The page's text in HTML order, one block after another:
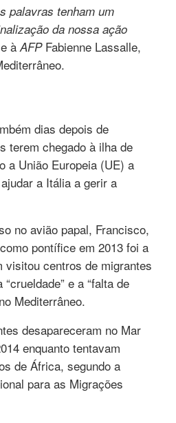
palavras tenham um
da nossa ação
à AFPFabienne Lassalle,
dias depois de
terem chegado à ilha de
a União Europeia (UE) a
a Itália a gerir a
no avião papal, Francisco,
pontífice em 2013 foi a
visitou centros de migrantes
e a “falta de
Mediterrâneo.
desapareceram no Mar
enquanto tentavam
de África, segundo a
para as Migrações